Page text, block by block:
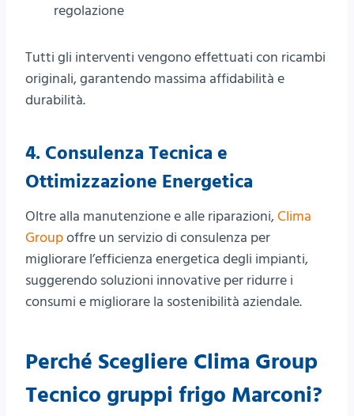
regolazione
Tutti gli interventi vengono effettuati con ricambi
originali, garantendo massima affidabilità e
durabilità.
4. Consulenza Tecnica e
Ottimizzazione Energetica
Oltre alla manutenzione e alle riparazioni,Clima
Groupoffre un servizio di consulenza per
migliorare l’efficienza energetica degli impianti,
suggerendo soluzioni innovative per ridurre i
consumi e migliorare la sostenibilità aziendale.
Perché Scegliere Clima Group
Tecnico gruppi frigo Marconi?